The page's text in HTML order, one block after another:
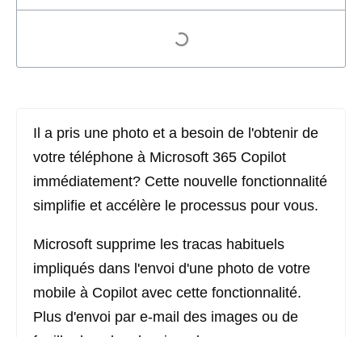
Il a pris une photo et a besoin de l'obtenir de
votre téléphone à Microsoft 365 Copilot
immédiatement? Cette nouvelle fonctionnalité
simplifie et accélère le processus pour vous.
Microsoft supprime les tracas habituels
impliqués dans l'envoi d'une photo de votre
mobile à Copilot avec cette fonctionnalité.
Plus d'envoi par e-mail des images ou de